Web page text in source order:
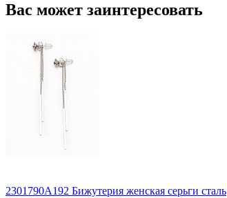
Вас может заинтересовать
2301790A192 Бижутерия женская серьги сталь